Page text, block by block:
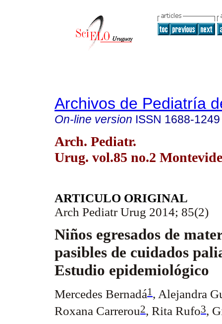
Archivos de Pediatría
On-line version ISSN 1688-1249
Arch. Pediatr.
Urug. vol.85 no.2
ARTICULO ORIGINAL
Arch Pediatr Urug 2014; 85(2)
Niños egresados de
pasibles de cuidados
Estudio epidemiológico
Mercedes Bernadá1, Alejandra
Roxana Carrerou2, Rita Rufo3,